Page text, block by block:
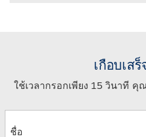
เกือบเส
ใช้เวลากรอกเพียง 15 วินาที คุ